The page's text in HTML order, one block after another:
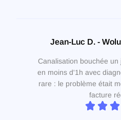
Jean-Luc D. -
Canalisation bouchée
en moins d'1h avec
rare : le problème était
facture